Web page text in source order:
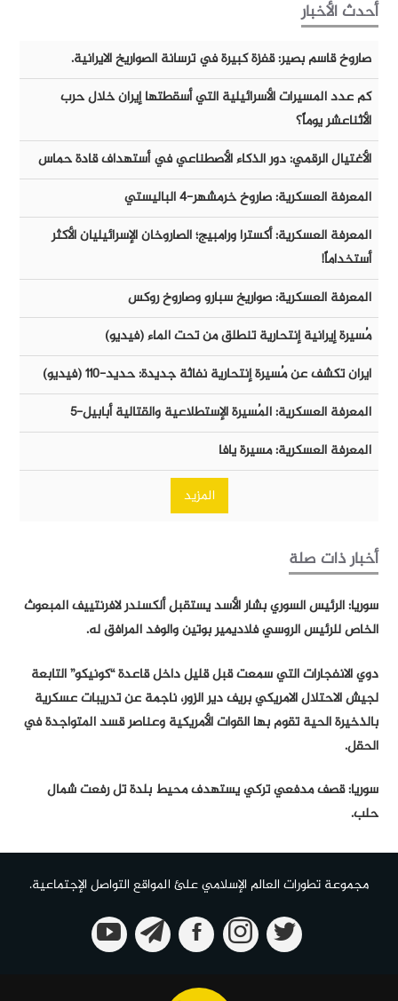
أحدث الأخبار
صاروخ قاسم بصير: قفزة كبيرة في ترسانة الصواريخ الايرانية.
كم عدد المسيرات الأسرائيلية التي أسقطتها إيران خلال حرب
الأثناعشر يوماً؟
الأغتيال الرقمي: دور الذكاء الأصطناعي في أستهداف قادة حماس
المعرفة العسكرية: صاروخ خرمشهر-٤ الباليستي
المعرفة العسكرية: أكسترا ورامبيج؛ الصاروخان الإسرائيليان الأكثر
أستخداماً!
المعرفة العسكرية: صواريخ سبارو وصاروخ روكس
مُسيرة إيرانية إنتحارية تنطلق من تحت الماء (فيديو)
ايران تكشف عن مُسيرة إنتحارية نفاثة جديدة: حديد-١١٠ (فيديو)
المعرفة العسكرية: المُسيرة الإستطلاعية والقتالية أبابيل-٥
المعرفة العسكرية: مسيرة يافا
المزيد
أخبار ذات صلة
سوريا: الرئيس السوري بشار الأسد يستقبل ألكسندر لافرنتييف المبعوث
الخاص للرئيس الروسي فلاديمير بوتين والوفد المرافق له.
دوي الانفجارات التي سمعت قبل قليل داخل قاعدة “كونيكو” التابعة
لجيش الاحتلال الامريكي بريف دير الزور، ناجمة عن تدريبات عسكرية
بالذخيرة الحية تقوم بها القوات الأمريكية وعناصر قسد المتواجدة في
الحقل.
سوريا: قصف مدفعي تركي يستهدف محيط بلدة تل رفعت شمال
حلب.
مجموعة تطورات العالم الإسلامي علئ المواقع التواصل الإجتماعية.